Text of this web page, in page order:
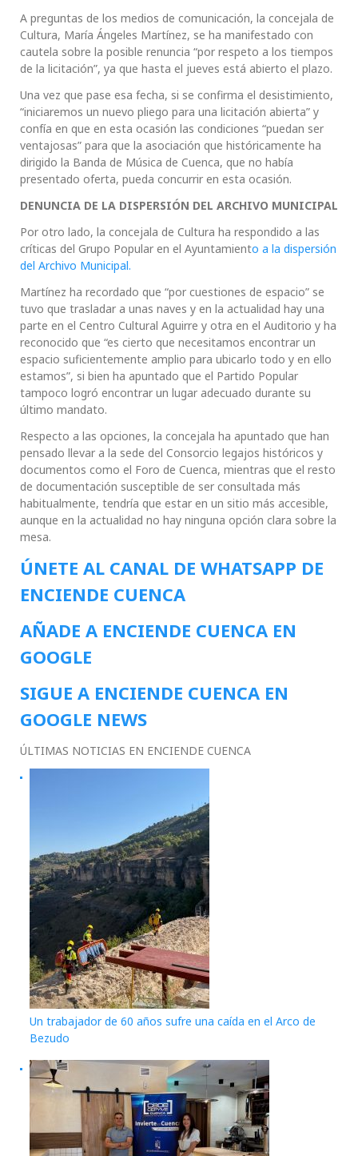
A preguntas de los medios de comunicación, la concejala de
Cultura, María Ángeles Martínez, se ha manifestado con
cautela sobre la posible renuncia “por respeto a los tiempos
de la licitación”, ya que hasta el jueves está abierto el plazo.
Una vez que pase esa fecha, si se confirma el desistimiento,
“iniciaremos un nuevo pliego para una licitación abierta” y
confía en que en esta ocasión las condiciones “puedan ser
ventajosas” para que la asociación que históricamente ha
dirigido la Banda de Música de Cuenca, que no había
presentado oferta, pueda concurrir en esta ocasión.
DENUNCIA DE LA DISPERSIÓN DEL ARCHIVO MUNICIPAL
Por otro lado, la concejala de Cultura ha respondido a las
críticas del Grupo Popular en el Ayuntamiento a la dispersión
del Archivo Municipal.
Martínez ha recordado que “por cuestiones de espacio” se
tuvo que trasladar a unas naves y en la actualidad hay una
parte en el Centro Cultural Aguirre y otra en el Auditorio y ha
reconocido que “es cierto que necesitamos encontrar un
espacio suficientemente amplio para ubicarlo todo y en ello
estamos”, si bien ha apuntado que el Partido Popular
tampoco logró encontrar un lugar adecuado durante su
último mandato.
Respecto a las opciones, la concejala ha apuntado que han
pensado llevar a la sede del Consorcio legajos históricos y
documentos como el Foro de Cuenca, mientras que el resto
de documentación susceptible de ser consultada más
habitualmente, tendría que estar en un sitio más accesible,
aunque en la actualidad no hay ninguna opción clara sobre la
mesa.
ÚNETE AL CANAL DE WHATSAPP DE
ENCIENDE CUENCA
AÑADE A ENCIENDE CUENCA EN
GOOGLE
SIGUE A ENCIENDE CUENCA EN
GOOGLE NEWS
ÚLTIMAS NOTICIAS EN ENCIENDE CUENCA
Un trabajador de 60 años sufre una caída en el Arco de
Bezudo